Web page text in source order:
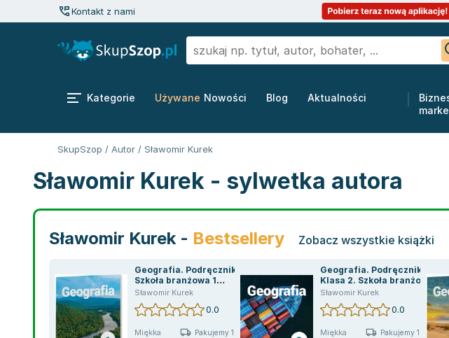
Kontakt z nami
Kategorie Używane Nowości Blog Aktualności
SkupSzop / Autor / Sławomir Kurek
Sławomir Kurek - sylwetka autora
Sławomir Kurek - Bestsellery Zobacz wszystkie książki
Geografia. Podręcznik.
Szkoła branżowa 1
stopnia
Sławomir Kurek
0.0
Miękka Pakujemy 10.08
Geografia. Podręcznik.
Klasa 2. Szkoła branżowa
1 stopnia
Sławomir Kurek
0.0
Miękka Pakujemy 10.08